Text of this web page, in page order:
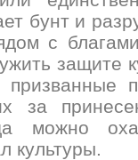
бунт и
с
защите
призванные
за
можно
культуры.